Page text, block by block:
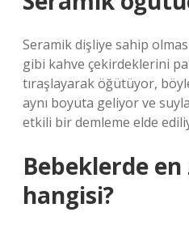
Seramik dişliye sahip
gibi kahve çekirdeklerini
tıraşlayarak öğütüyor,
aynı boyuta geliyor ve
etkili bir demleme elde
Bebeklerde en
hangisi?